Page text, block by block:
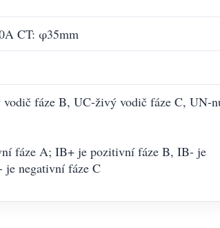
CT: φ35mm
fáze B, UC-živý vodič fáze C, UN-
fáze A; IB+ je pozitivní fáze B, IB- je
negativní fáze C